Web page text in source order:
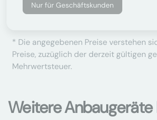
Nur für Geschäftskunden
* Die angegebenen Preise verstehen
Preise, zuzüglich der derzeit gültigen
Mehrwertsteuer.
Weitere Anbaugeräte